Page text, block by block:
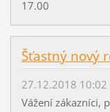
17.00
Šťastný nový
27.12.2018 10:02
Vážení zákazníci,